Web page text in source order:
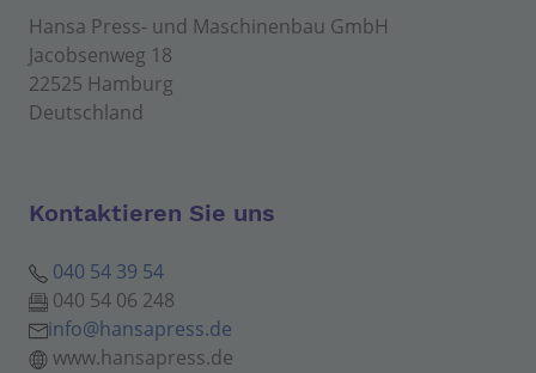
Hansa Press- und Maschinenbau GmbH
Jacobsenweg 18
22525 Hamburg
Deutschland
Kontaktieren Sie uns
040 54 39 54
040 54 06 248
info@hansapress.de
www.hansapress.de